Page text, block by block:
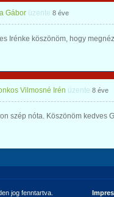
Gábor üzente 8 éve
Irénke köszönöm, hogy
Vilmosné Irén üzente 8 éve
szép nóta. Köszönöm kedves
jog fenntartva.